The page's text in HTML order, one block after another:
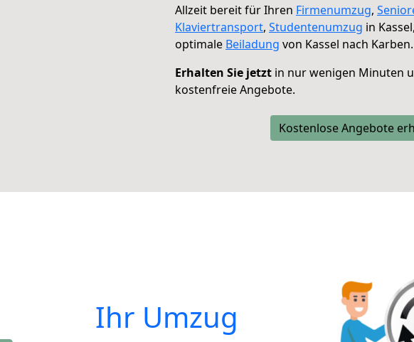
Allzeit bereit für Ihren Firmenumzug,
Klaviertransport, Studentenumzug in Kassel,
optimale Beiladung von Kassel nach Karben.
Erhalten Sie jetzt in nur wenigen Minuten
kostenfreie Angebote.
Kostenlose Angebote
Ihr Umzug